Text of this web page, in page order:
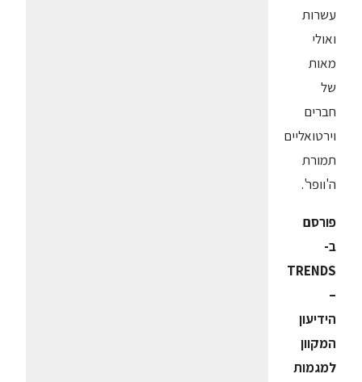
עשרות
ואולי
מאות
של
חברים
וירטואליים
תמורת
ה'וופר'.
פורסם
ב-
TRENDS
–
הידיעון
המקוון
למגמות